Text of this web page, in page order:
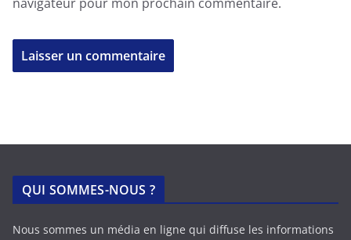
QUI SOMMES-NOUS ?
Nous sommes un média en ligne qui diffuse les informations